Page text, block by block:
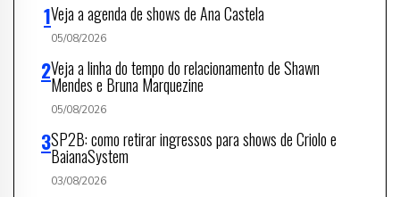
Veja a agenda de shows de Ana Castela
05/08/2026
Veja a linha do tempo do relacionamento de Shawn
Mendes e Bruna Marquezine
05/08/2026
SP2B: como retirar ingressos para shows de Criolo e
BaianaSystem
03/08/2026